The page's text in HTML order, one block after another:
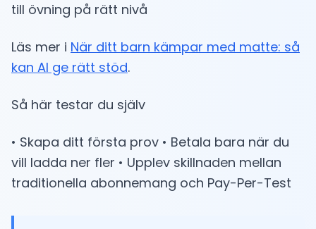
till övning på rätt nivå
Läs mer i När ditt barn kämpar med matte: så
kan AI ge rätt stöd.
Så här testar du själv
• Skapa ditt första prov • Betala bara när du
vill ladda ner fler • Upplev skillnaden mellan
traditionella abonnemang och Pay-Per-Test